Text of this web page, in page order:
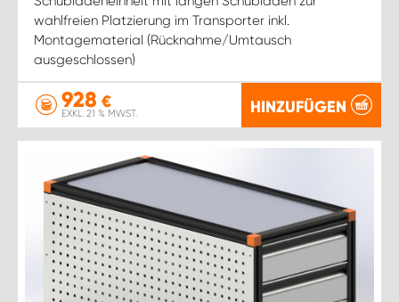
wahlfreien Platzierung im Transporter inkl.
Montagematerial (Rücknahme/Umtausch
ausgeschlossen)
928 €
EXKL. 21 % MWST. HINZUFÜGEN